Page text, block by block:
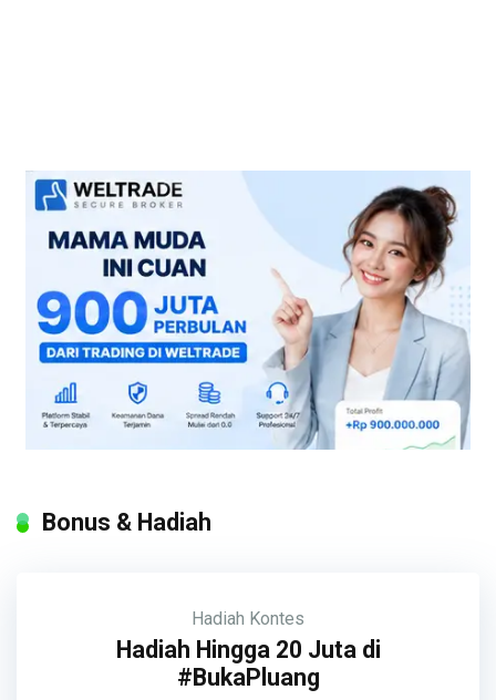
Bonus & Hadiah
Hadiah Kontes
Hadiah Hingga 20 Juta di
#BukaPluang